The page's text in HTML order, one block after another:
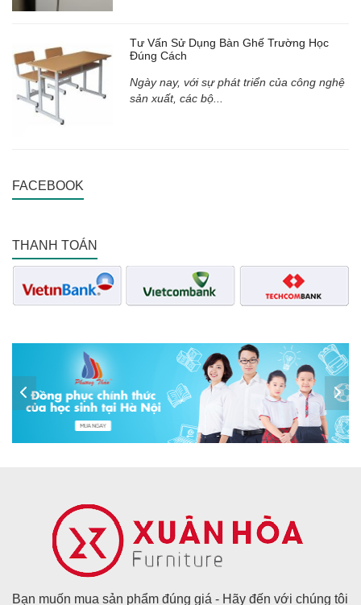
Tư Vấn Sử Dụng Bàn Ghế Trường Học
Đúng Cách
Ngày nay, với sự phát triển của công nghệ
sản xuất, các bộ...
FACEBOOK
THANH TOÁN
Bạn muốn mua sản phẩm đúng giá - Hãy đến với chúng tôi